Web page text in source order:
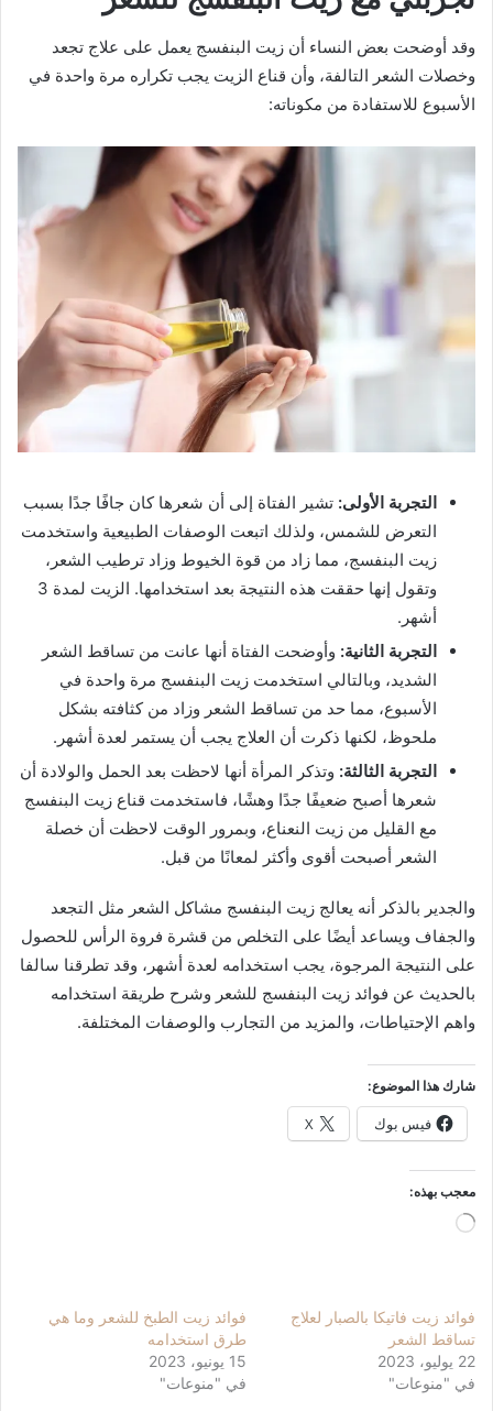
وقد أوضحت بعض النساء أن زيت البنفسج يعمل على علاج تجعد
وخصلات الشعر التالفة، وأن قناع الزيت يجب تكراره مرة واحدة في
الأسبوع للاستفادة من مكوناته:
التجربة الأولى: تشير الفتاة إلى أن شعرها كان جافًا جدًا بسبب
التعرض للشمس، ولذلك اتبعت الوصفات الطبيعية واستخدمت
زيت البنفسج، مما زاد من قوة الخيوط وزاد ترطيب الشعر،
وتقول إنها حققت هذه النتيجة بعد استخدامها. الزيت لمدة 3
أشهر.
التجربة الثانية: وأوضحت الفتاة أنها عانت من تساقط الشعر
الشديد، وبالتالي استخدمت زيت البنفسج مرة واحدة في
الأسبوع، مما حد من تساقط الشعر وزاد من كثافته بشكل
ملحوظ، لكنها ذكرت أن العلاج يجب أن يستمر لعدة أشهر.
التجربة الثالثة: وتذكر المرأة أنها لاحظت بعد الحمل والولادة أن
شعرها أصبح ضعيفًا جدًا وهشًا، فاستخدمت قناع زيت البنفسج
مع القليل من زيت النعناع، وبمرور الوقت لاحظت أن خصلة
الشعر أصبحت أقوى وأكثر لمعانًا من قبل.
والجدير بالذكر أنه يعالج زيت البنفسج مشاكل الشعر مثل التجعد
والجفاف ويساعد أيضًا على التخلص من قشرة فروة الرأس للحصول
على النتيجة المرجوة، يجب استخدامه لعدة أشهر، وقد تطرقنا سالفا
بالحديث عن فوائد زيت البنفسج للشعر وشرح طريقة استخدامه
واهم الإحتياطات، والمزيد من التجارب والوصفات المختلفة.
شارك هذا الموضوع:
فيس بوك X
معجب بهذه:
جاري
فوائد زيت فاتيكا بالصبار لعلاج
تساقط الشعر
22 يوليو، 2023
في "منوعات"
فوائد زيت الطبخ للشعر وما هي
طرق استخدامه
15 يونيو، 2023
في "منوعات"